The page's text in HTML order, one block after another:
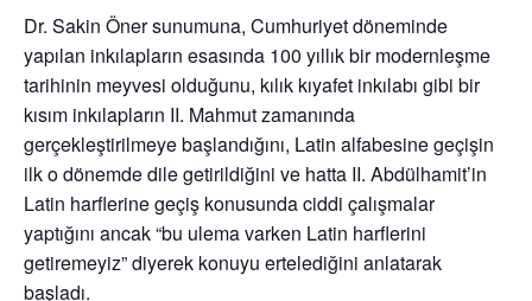
Dr. Sakin Öner sunumuna, Cumhuriyet döneminde
yapılan inkılapların esasında 100 yıllık bir modernleşme
tarihinin meyvesi olduğunu, kılık kıyafet inkılabı gibi bir
kısım inkılapların II. Mahmut zamanında
gerçekleştirilmeye başlandığını, Latin alfabesine geçişin
ilk o dönemde dile getirildiğini ve hatta II. Abdülhamit’in
Latin harflerine geçiş konusunda ciddi çalışmalar
yaptığını ancak “bu ulema varken Latin harflerini
getiremeyiz” diyerek konuyu ertelediğini anlatarak
başladı.